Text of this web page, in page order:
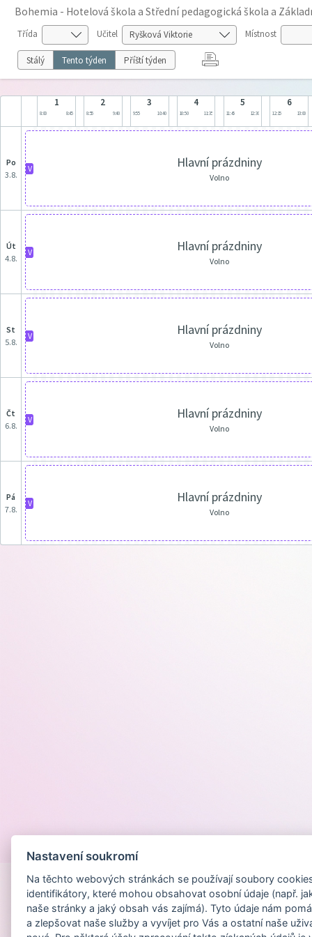
Bohemia - Hotelová škola a Střední pedagogická škola a
Třída Učitel Místnost
Stálý Tento týden Příští týden
1
8:00 8:45
2
8:55 9:40
3
9:55 10:40
4
10:50 11:35
5
11:45 12:30
6
12:15 13:00
po
3.8.
V Hlavní prázdniny
Volno
út
4.8.
V Hlavní prázdniny
Volno
st
5.8.
V Hlavní prázdniny
Volno
čt
6.8.
V Hlavní prázdniny
Volno
pá
7.8.
V Hlavní prázdniny
Volno
Nastavení soukromí
Na těchto webových stránkách se používají soubory
identifikátory, které mohou obsahovat osobní údaje (např.
naše stránky a jaký obsah vás zajímá). Tyto údaje nám
a zlepšovat naše služby a vyvíjet pro Vás a ostatní naše